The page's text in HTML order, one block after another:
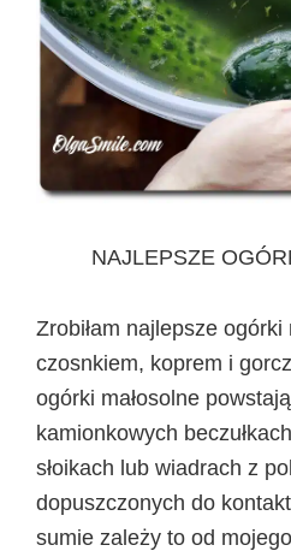
NAJLEPSZE
Zrobiłam najlepsze ogórki
czosnkiem, koprem i
ogórki małosolne
kamionkowych
słoikach lub wiadrach z
dopuszczonych do
sumie zależy to od